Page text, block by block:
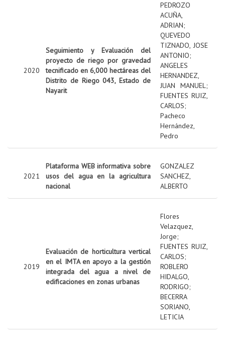
2020
Seguimiento y Evaluación del
proyecto de riego por gravedad
tecnificado en 6,000 hectáreas del
Distrito de Riego 043, Estado de
Nayarit
PEDROZO
ACUÑA,
ADRIAN;
QUEVEDO
TIZNADO, JOSE
ANTONIO;
ANGELES
HERNANDEZ,
JUAN MANUEL;
FUENTES RUIZ,
CARLOS;
Pacheco
Hernández,
Pedro
2021
Plataforma WEB informativa sobre
usos del agua en la agricultura
nacional
GONZALEZ
SANCHEZ,
ALBERTO
2019
Evaluación de horticultura vertical
en el IMTA en apoyo a la gestión
integrada del agua a nivel de
edificaciones en zonas urbanas
Flores
Velazquez,
Jorge;
FUENTES RUIZ,
CARLOS;
ROBLERO
HIDALGO,
RODRIGO;
BECERRA
SORIANO,
LETICIA